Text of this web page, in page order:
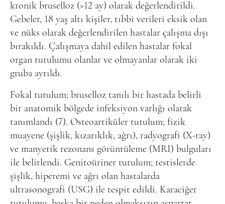
kronik bruselloz (>12 ay) olarak değerlendirildi.
Gebeler, 18 yaş altı kişiler, tıbbi verileri eksik olan
ve nüks olarak değerlendirilen hastalar çalışma dışı
bırakıldı. Çalışmaya dahil edilen hastalar fokal
organ tutulumu olanlar ve olmayanlar olarak iki
gruba ayrıldı.
Fokal tutulum; bruselloz tanılı bir hastada belirli
bir anatomik bölgede infeksiyon varlığı olarak
tanımlandı (7). Osteoartiküler tutulum; fizik
muayene (şişlik, kızarıklık, ağrı), radyografi (X-ray)
ve manyetik rezonans görüntüleme (MRI) bulguları
ile belirlendi. Genitoüriner tutulum; testislerde
şişlik, hiperemi ve ağrı olan hastalarda
ultrasonografi (USG) ile tespit edildi. Karaciğer